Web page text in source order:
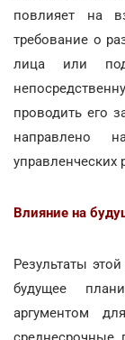
повлияет на
требование о
лица или
проводить его
направлено
управленческих
Влияние на
Результаты
будущее
аргументом